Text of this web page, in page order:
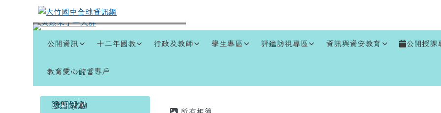
跳至主內容區
大竹國中全球資訊網
公開資訊 十二年國教 行政及教師 學生專區 評鑑訪視專區 資訊與資安教育 公開授課
教育愛心儲蓄專戶
左邊區域內容
近期活動 主內容區域
頁尾區域